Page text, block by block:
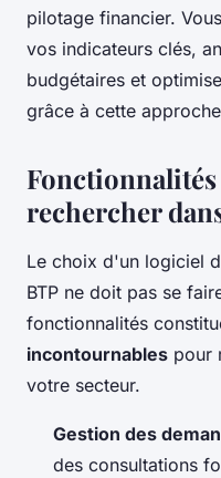
pilotage financier.
vos indicateurs clés,
budgétaires et
grâce à cette
Fonctionnalités
rechercher
Le choix d'un logiciel
BTP ne doit pas se
fonctionnalités
incontournables pour
votre secteur.
Gestion des
des consultations